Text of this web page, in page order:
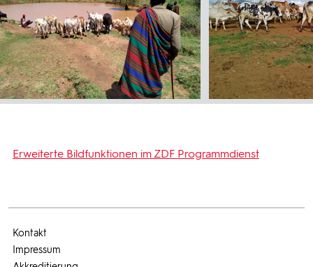
Erweiterte Bildfunktionen im ZDF Programmdienst
Kontakt
Impressum